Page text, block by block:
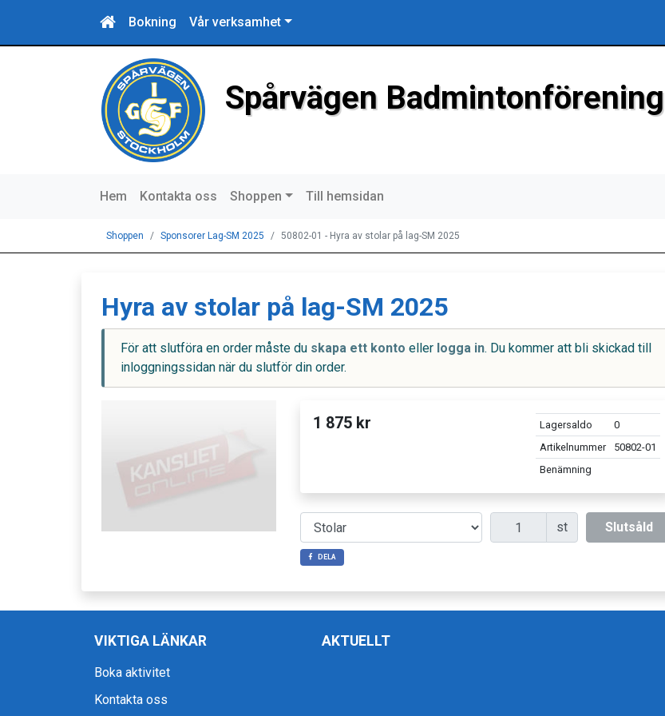
Bokning Vår verksamhet
Spårvägen Badmintonförening
Hem Kontakta oss Shoppen Till hemsidan
Shoppen Sponsorer Lag-SM 2025 50802-01 - Hyra av stolar på lag-SM 2025
Hyra av stolar på lag-SM 2025
För att slutföra en order måste du skapa ett konto eller logga in. Du kommer att bli skickad till
inloggningssidan när du slutför din order.
1 875 kr Lagersaldo
0
Artikelnummer
50802-01
Benämning
Antal st Slutsåld
DELA
VIKTIGA LÄNKAR
Boka aktivitet
Kontakta oss
AKTUELLT